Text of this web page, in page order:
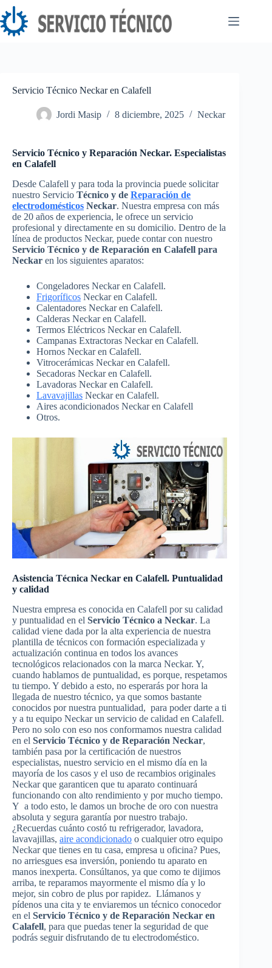
Saltar
al
contenido
Servicio Técnico Neckar en Calafell
Jordi Masip 8 diciembre, 2025 Neckar
Servicio Técnico y Reparación Neckar. Especialistas
en Calafell
Desde Calafell y para toda la provincia puede solicitar
nuestro Servicio Técnico y de Reparación de
electrodomésticos Neckar. Nuestra empresa con más
de 20 años de experiencia, le ofrece un servicio
profesional y directamente en su domicilio. Dentro de la
línea de productos Neckar, puede contar con nuestro
Servicio Técnico y de Reparación en Calafell para
Neckar en los siguientes aparatos:
Congeladores Neckar en Calafell.
Frigoríficos Neckar en Calafell.
Calentadores Neckar en Calafell.
Calderas Neckar en Calafell.
Termos Eléctricos Neckar en Calafell.
Campanas Extractoras Neckar en Calafell.
Hornos Neckar en Calafell.
Vitrocerámicas Neckar en Calafell.
Secadoras Neckar en Calafell.
Lavadoras Neckar en Calafell.
Lavavajillas Neckar en Calafell.
Aires acondicionados Neckar en Calafell
Otros.
Asistencia Técnica Neckar en Calafell. Puntualidad
y calidad
Nuestra empresa es conocida en Calafell por su calidad
y puntualidad en el Servicio Técnico a Neckar. La
calidad viene dada por la alta experiencia de nuestra
plantilla de técnicos con formación especializada y
actualización continua en todos los avances
tecnológicos relacionados con la marca Neckar. Y,
cuando hablamos de puntualidad, es porque, respetamos
tu tiempo. Y debido a esto, no esperarás por hora la
llegada de nuestro técnico, ya que somos bastante
conocidos por nuestra puntualidad, para poder darte a ti
y a tu equipo Neckar un servicio de calidad en Calafell.
Pero no solo con eso nos conformamos nuestra calidad
en el Servicio Técnico y de Reparación Neckar,
también pasa por la certificación de nuestros
especialistas, nuestro servicio en el mismo día en la
mayoría de los casos y el uso de recambios originales
Neckar que garanticen que tu aparato continuará
funcionando con alto rendimiento y por mucho tiempo.
Y a todo esto, le damos un broche de oro con nuestra
absoluta y segura garantía por nuestro trabajo.
¿Recuerdas cuánto costó tu refrigerador, lavadora,
lavavajillas, aire acondicionado o cualquier otro equipo
Neckar que tienes en tu casa, empresa u oficina? Pues,
no arriesgues esa inversión, poniendo tu aparato en
manos inexperta. Consúltanos, ya que como te dijimos
arriba, te reparamos mayormente el mismo día y lo
mejor, sin cobro de plus por rapidez. Llámanos y
pídenos una cita y te enviaremos un técnico conocedor
en el Servicio Técnico y de Reparación Neckar en
Calafell, para que puedas tener la seguridad de que
podrás seguir disfrutando de tu electrodoméstico.